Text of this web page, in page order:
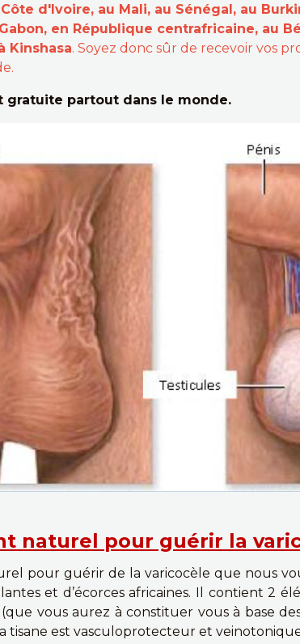
d'Ivoire, au Mali, au Sénégal, au
en République centrafricaine, au
Kinshasa. Soyez donc sûr de recevoir vos
gratuite partout dans le monde.
naturel pour guérir la
pour guérir de la varicocèle que nous
et d’écorces africaines. Il contient 2
vous aurez à constituer vous à base
tisane est vasculoprotecteur et